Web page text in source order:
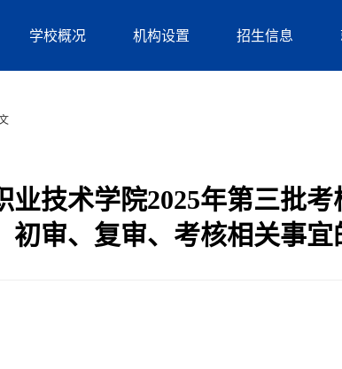
学校概况 机构设置 招生信息
业技术学院2025年第三批
初审、复审、考核相关事宜